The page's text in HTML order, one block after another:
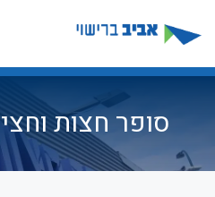
לתוכן
סופר חצות וחצי